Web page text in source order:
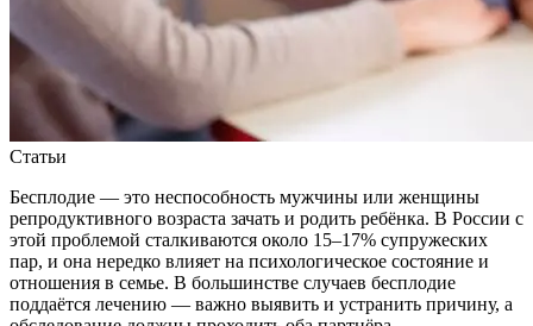
Статьи
Бесплодие — это неспособность мужчины или женщины
репродуктивного возраста зачать и родить ребёнка. В России с
этой проблемой сталкиваются около 15–17% супружеских
пар, и она нередко влияет на психологическое состояние и
отношения в семье. В большинстве случаев бесплодие
поддаётся лечению — важно выявить и устранить причину, а